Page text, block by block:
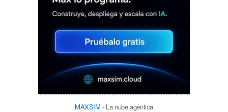
MAXSIM - La nube agéntica